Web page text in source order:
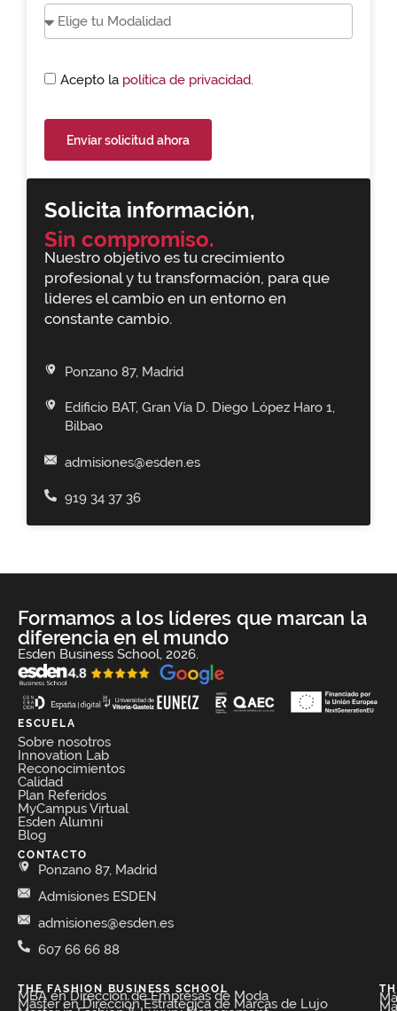
Solicita información,
Sin compromiso.
Nuestro objetivo es tu crecimiento
profesional y tu transformación, para que
lideres el cambio en un entorno en
constante cambio.
Ponzano 87, Madrid
Edificio BAT, Gran Vía D. Diego López Haro 1,
Bilbao
admisiones@esden.es
919 34 37 36
Acepto la política de privacidad.
Enviar solicitud ahora
Formamos a los líderes que marcan la
diferencia en el mundo
Esden Business School, 2026.
ESCUELA
Sobre nosotros
Innovation Lab
Reconocimientos
Calidad
Plan Referidos
MyCampus Virtual
Esden Alumni
Blog
CONTACTO
Ponzano 87, Madrid
Admisiones ESDEN
admisiones@esden.es
607 66 66 88
THE FASHION BUSINESS SCHOOL​
MBA en Dirección de Empresas de Moda​
Máster en Dirección Estratégica de Marcas de Lujo